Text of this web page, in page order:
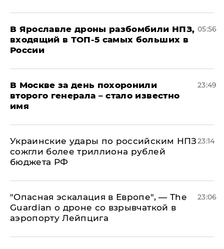
В Ярославле дроны разбомбили НПЗ,
входящий в ТОП-5 самых больших в
России
05:56
В Москве за день похоронили
второго генерала – стало известно
имя
23:49
Украинские удары по российским НПЗ
сожгли более триллиона рублей
бюджета РФ
23:14
"Опасная эскалация в Европе", — The
Guardian о дроне со взрывчаткой в
аэропорту Лейпцига
23:06